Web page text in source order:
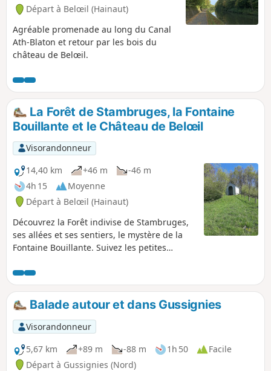
Départ à Belœil (Hainaut)
Agréable promenade au long du Canal
Ath-Blaton et retour par les bois du
château de Belœil.
La Forêt de Stambruges, la Fontaine
Bouillante et le Château de Belœil
Visorandonneur
14,40 km
+46 m
-46 m
4h 15
Moyenne
Départ à Belœil (Hainaut)
Découvrez la Forêt indivise de Stambruges,
ses allées et ses sentiers, le mystère de la
Fontaine Bouillante. Suivez les petites
émerveillez-vous devant le Château du
Prince de Ligne, le "Versailles belge". Deux
autres randonnées existent : "Le Canal Ath-
Blaton entre Beloeil et Stambruges" et " La
Mer de Sable, la Fontaine Bouillante et le
canal Blaton-Ath". Celle-ci se veut un résumé
des deux (hors la Mer de Mable) mais suit
d'autres sentiers et ruelles.
Balade autour et dans Gussignies
Visorandonneur
5,67 km
+89 m -88 m 1h 50
Facile
Départ à Gussignies (Nord)